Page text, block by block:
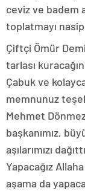
ceviz ve badem
toplatmayı
Çiftçi Ömür
tarlası
Çabuk ve
memnunuz
Mehmet
başkanımız,
aşılarımızı
Yapacağız
aşama da